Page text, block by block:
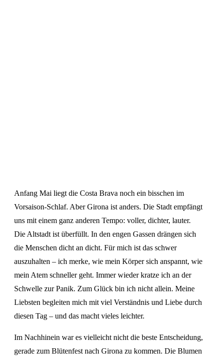
Anfang Mai liegt die Costa Brava noch ein bisschen im
Vorsaison-Schlaf. Aber Girona ist anders. Die Stadt empfängt
uns mit einem ganz anderen Tempo: voller, dichter, lauter.
Die Altstadt ist überfüllt. In den engen Gassen drängen sich
die Menschen dicht an dicht. Für mich ist das schwer
auszuhalten – ich merke, wie mein Körper sich anspannt, wie
mein Atem schneller geht. Immer wieder kratze ich an der
Schwelle zur Panik. Zum Glück bin ich nicht allein. Meine
Liebsten begleiten mich mit viel Verständnis und Liebe durch
diesen Tag – und das macht vieles leichter.
Im Nachhinein war es vielleicht nicht die beste Entscheidung,
gerade zum Blütenfest nach Girona zu kommen. Die Blumen